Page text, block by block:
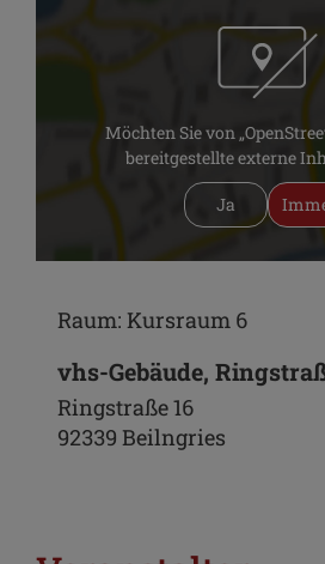
Möchten Sie von
bereitgestellte externe
Ja
Raum: Kursraum 6
vhs-Gebäude,
Ringstraße 16
92339 Beilngries